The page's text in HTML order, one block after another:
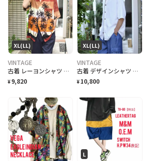
XL(LL)
VINTAGE
古着 レーヨンシャツ アロハシャツ 夕日 半袖シャツ オープンカラーシャツ
¥ 9,820
XL(LL)
VINTAGE
古着 デザインシャツ ニットシャツ 半袖シャツ ホワイト 白 シャツ
¥ 10,800
L